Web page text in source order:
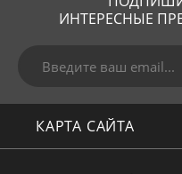
ИНТЕРЕСНЫЕ
КАРТА САЙТА